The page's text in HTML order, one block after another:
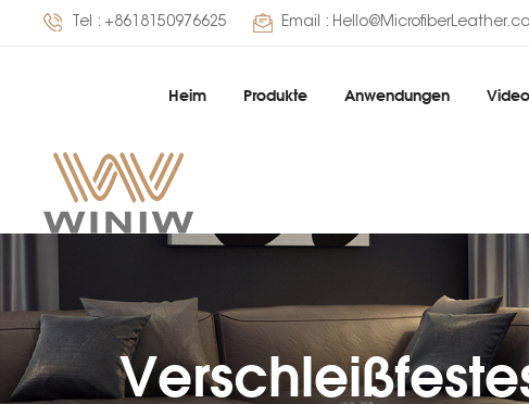
Tel : +8618150976625 Email :
Heim Produkte Anwendungen